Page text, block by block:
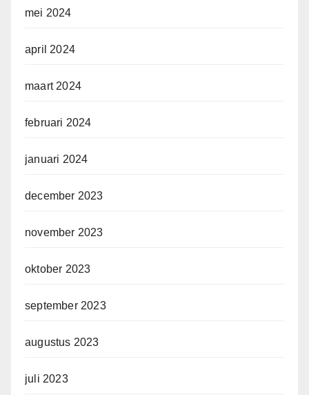
mei 2024
april 2024
maart 2024
februari 2024
januari 2024
december 2023
november 2023
oktober 2023
september 2023
augustus 2023
juli 2023